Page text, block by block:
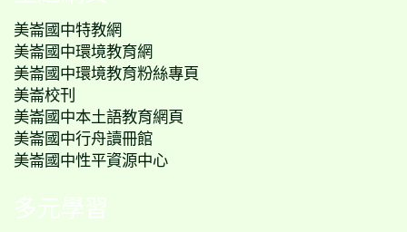
美崙國中特教網
美崙國中環境教育網
美崙國中環境教育粉絲專頁
美崙校刊
美崙國中本土語教育網頁
美崙國中行舟讀冊館
美崙國中性平資源中心
多元學習